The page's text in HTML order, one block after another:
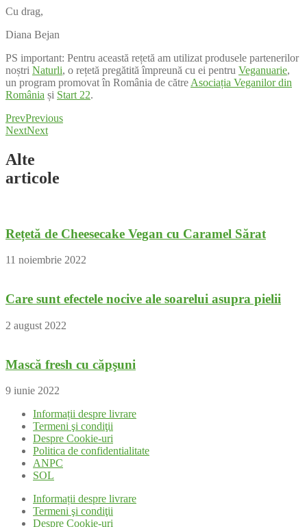
Cu drag,
Diana Bejan
PS important: Pentru această rețetă am utilizat produsele partenerilor
noștri Naturli, o rețetă pregătită împreună cu ei pentru Veganuarie,
un program promovat în România de către Asociația Veganilor din
România și Start 22.
PrevPrevious
NextNext
Alte
articole
Rețetă de Cheesecake Vegan cu Caramel Sărat
11 noiembrie 2022
Care sunt efectele nocive ale soarelui asupra pielii
2 august 2022
Mască fresh cu căpşuni
9 iunie 2022
Informații despre livrare
Termeni şi condiţii
Despre Cookie-uri
Politica de confidentialitate
ANPC
SOL
Informații despre livrare
Termeni şi condiţii
Despre Cookie-uri